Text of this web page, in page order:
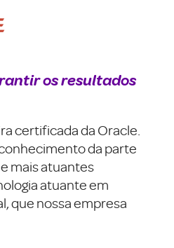
os resultados
certificada da Oracle.
da parte
mais atuantes
atuante em
que nossa empresa